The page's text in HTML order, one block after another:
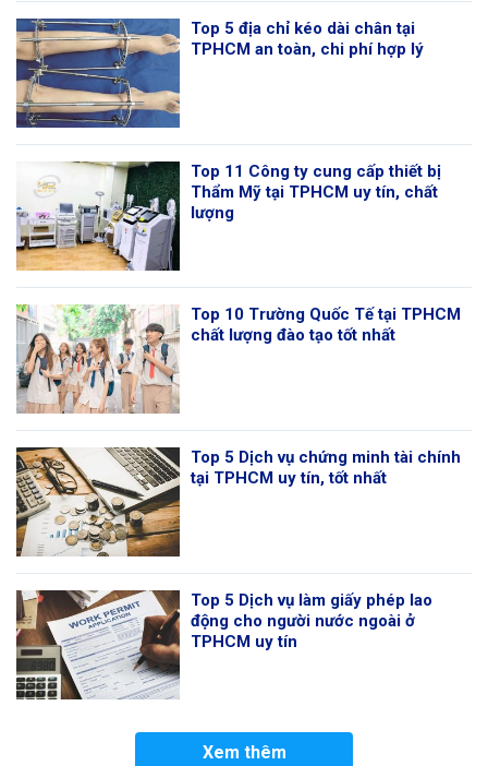
Top 5 địa chỉ kéo dài chân tại
TPHCM an toàn, chi phí hợp lý
Top 11 Công ty cung cấp thiết bị
Thẩm Mỹ tại TPHCM uy tín, chất
lượng
Top 10 Trường Quốc Tế tại TPHCM
chất lượng đào tạo tốt nhất
Top 5 Dịch vụ chứng minh tài chính
tại TPHCM uy tín, tốt nhất
Top 5 Dịch vụ làm giấy phép lao
động cho người nước ngoài ở
TPHCM uy tín
Xem thêm